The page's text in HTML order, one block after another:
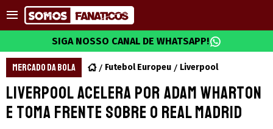
SIGA NOSSO CANAL DE WHATSAPP!
MERCADO DA BOLA Futebol Europeu Liverpool
Liverpool acelera por Adam Wharton
e toma frente sobre o Real Madrid